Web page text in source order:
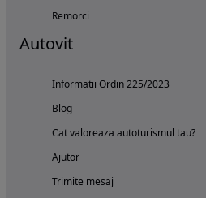
Remorci
Autovit
Informatii Ordin 225/2023
Blog
Cat valoreaza autoturismul tau?
Ajutor
Trimite mesaj